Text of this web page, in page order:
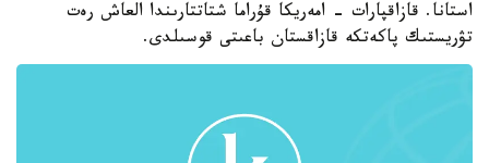
استانا. قازاقپارات - امەريكا قۇراما شتاتتارىندا العاش رەت
تۋريستىك پاكەتكە قازاقستان باعىتى قوسىلدى.